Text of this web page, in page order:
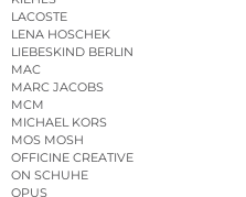
LACOSTE
LENA HOSCHEK
LIEBESKIND BERLIN
MAC
MARC JACOBS
MCM
MICHAEL KORS
MOS MOSH
OFFICINE CREATIVE
ON SCHUHE
OPUS